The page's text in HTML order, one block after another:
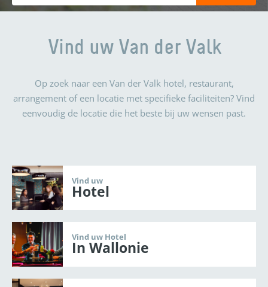
Vind uw Van der Valk
Op zoek naar een Van der Valk hotel, restaurant,
arrangement of een locatie met specifieke faciliteiten? Vind
eenvoudig de locatie die het beste bij uw wensen past.
Vind uw
Hotel
Vind uw Hotel
In Wallonie